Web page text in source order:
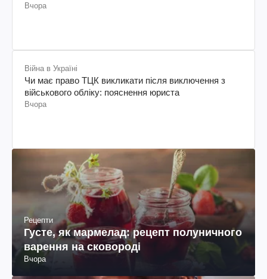
Вчора
Війна в Україні
Чи має право ТЦК викликати після виключення з
військового обліку: пояснення юриста
Вчора
Рецепти
Густе, як мармелад: рецепт полуничного
варення на сковороді
Вчора